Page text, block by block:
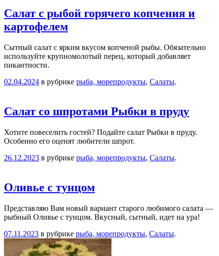
Салат с рыбой горячего копчения и
картофелем
Сытный салат с ярким вкусом копченой рыбы. Обязательно
используйте крупномолотый перец, который добавляет
пикантности.
02.04.2024 в рубрике рыба, морепродукты, Салаты.
Салат со шпротами Рыбки в пруду
Хотите повеселить гостей? Подайте салат Рыбки в пруду.
Особенно его оценят любители шпрот.
26.12.2023 в рубрике рыба, морепродукты, Салаты.
Оливье с тунцом
Представляю Вам новый вариант старого любимого салата —
рыбный Оливье с тунцом. Вкусный, сытный, идет на ура!
07.11.2023 в рубрике рыба, морепродукты, Салаты.